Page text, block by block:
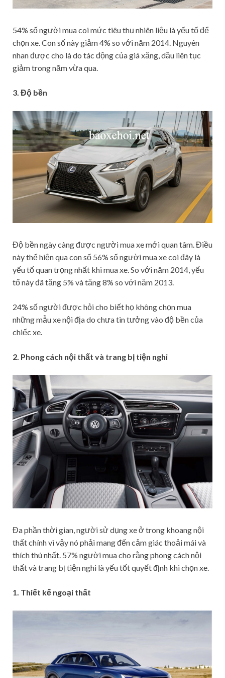
54% số người mua coi mức tiêu thụ nhiên liệu là yếu tố để
chọn xe. Con số này giảm 4% so với năm 2014. Nguyên
nhan được cho là do tác động của giá xăng, dầu liên tục
giảm trong năm vừa qua.
3. Độ bền
Độ bền ngày càng được người mua xe mới quan tâm. Điều
này thể hiện qua con số 56% số người mua xe coi đây là
yếu tố quan trọng nhất khi mua xe. So với năm 2014, yếu
tố này đã tăng 5% và tăng 8% so với năm 2013.
24% số người được hỏi cho biết họ không chọn mua
những mẫu xe nội địa do chưa tin tưởng vào độ bền của
chiếc xe.
2. Phong cách nội thất và trang bị tiện nghi
Đa phần thời gian, người sử dụng xe ở trong khoang nội
thất chính vì vậy nó phải mang đến cảm giác thoải mái và
thích thú nhất. 57% người mua cho rằng phong cách nội
thất và trang bị tiện nghi là yếu tốt quyết định khi chọn xe.
1. Thiết kế ngoại thất